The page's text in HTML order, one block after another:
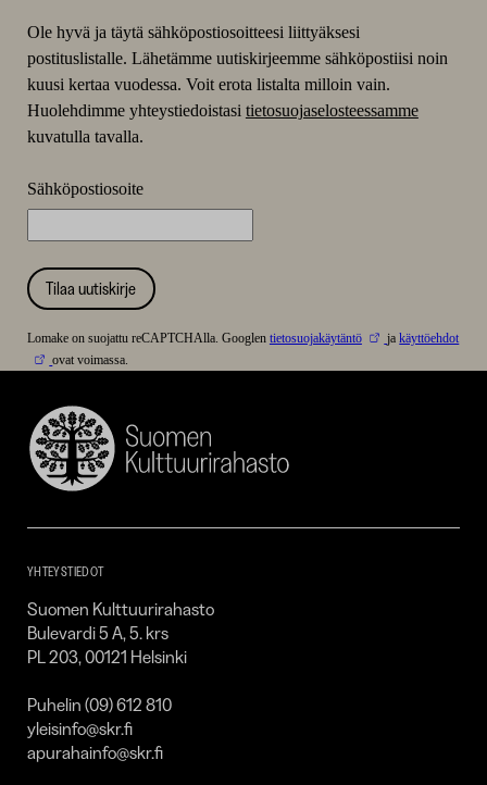
Ole hyvä ja täytä sähköpostiosoitteesi liittyäksesi
postituslistalle. Lähetämme uutiskirjeemme sähköpostiisi noin
kuusi kertaa vuodessa. Voit erota listalta milloin vain.
Huolehdimme yhteystiedoistasi tietosuojaselosteessamme
kuvatulla tavalla.
Sähköpostiosoite
Tilaa uutiskirje
Lomake on suojattu reCAPTCHAlla. Googlen tietosuojakäytäntö jakäyttöehdot
ovat voimassa.
Suomen
Kulttuurirahasto
YHTEYSTIEDOT
Suomen Kulttuurirahasto
Bulevardi 5 A, 5. krs
PL 203, 00121 Helsinki
Puhelin (09) 612 810
yleisinfo@skr.fi
apurahainfo@skr.fi